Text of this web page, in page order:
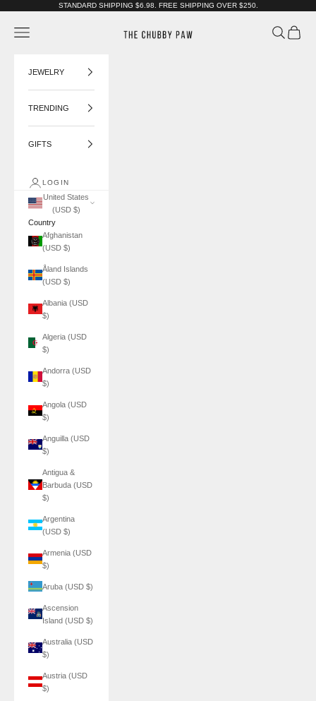
STANDARD SHIPPING $6.98. FREE SHIPPING OVER $250.
Navigation menu SearchCart
JEWELRY
TRENDING
GIFTS
LOGIN
United States
(USD $)
Country
Afghanistan
(USD $)
Åland Islands
(USD $)
Albania (USD
$)
Algeria (USD
$)
Andorra (USD
$)
Angola (USD
$)
Anguilla (USD
$)
Antigua &
Barbuda (USD
$)
Argentina
(USD $)
Armenia (USD
$)
Aruba (USD $)
Ascension
Island (USD $)
Australia (USD
$)
Austria (USD
$)